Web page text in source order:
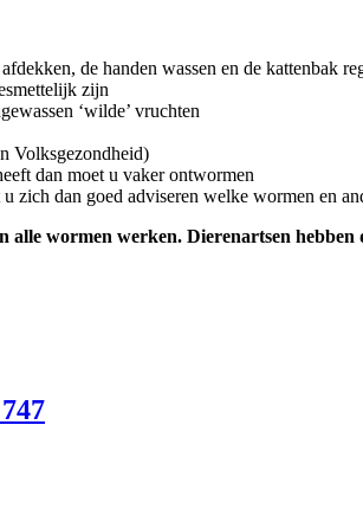
de handen wassen en de kattenbak
zijn
‘wilde’ vruchten
Volksgezondheid)
dan moet u vaker ontwormen
zich dan goed adviseren welke wormen en
wormen werken. Dierenartsen